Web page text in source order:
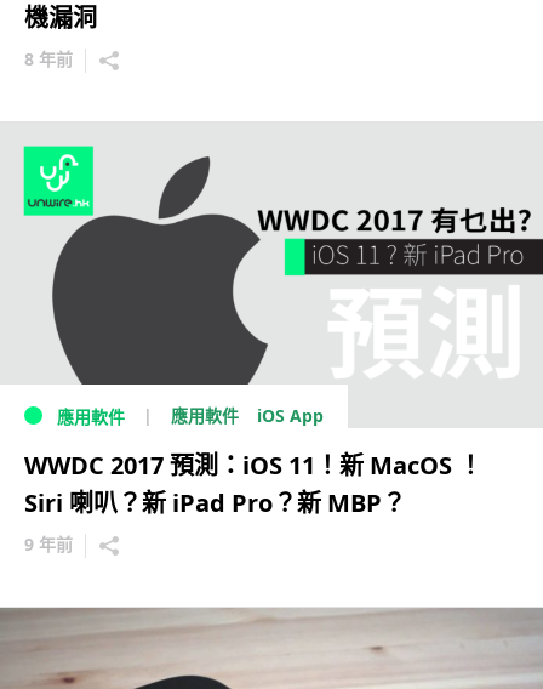
機漏洞
8 年前
應用軟件 應用軟件 iOS App
WWDC 2017 預測：iOS 11！新 MacOS ！
Siri 喇叭？新 iPad Pro？新 MBP？
9 年前